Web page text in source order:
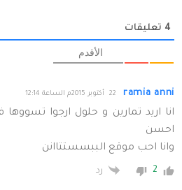
4 تعليقات
الأقدم
ramia anni 22 أكتوبر 2015م الساعة 12:14
انا اريد تمارين و حلول ارجوا
احسن
وانا احب موقع الببسستتاانن
2 رد